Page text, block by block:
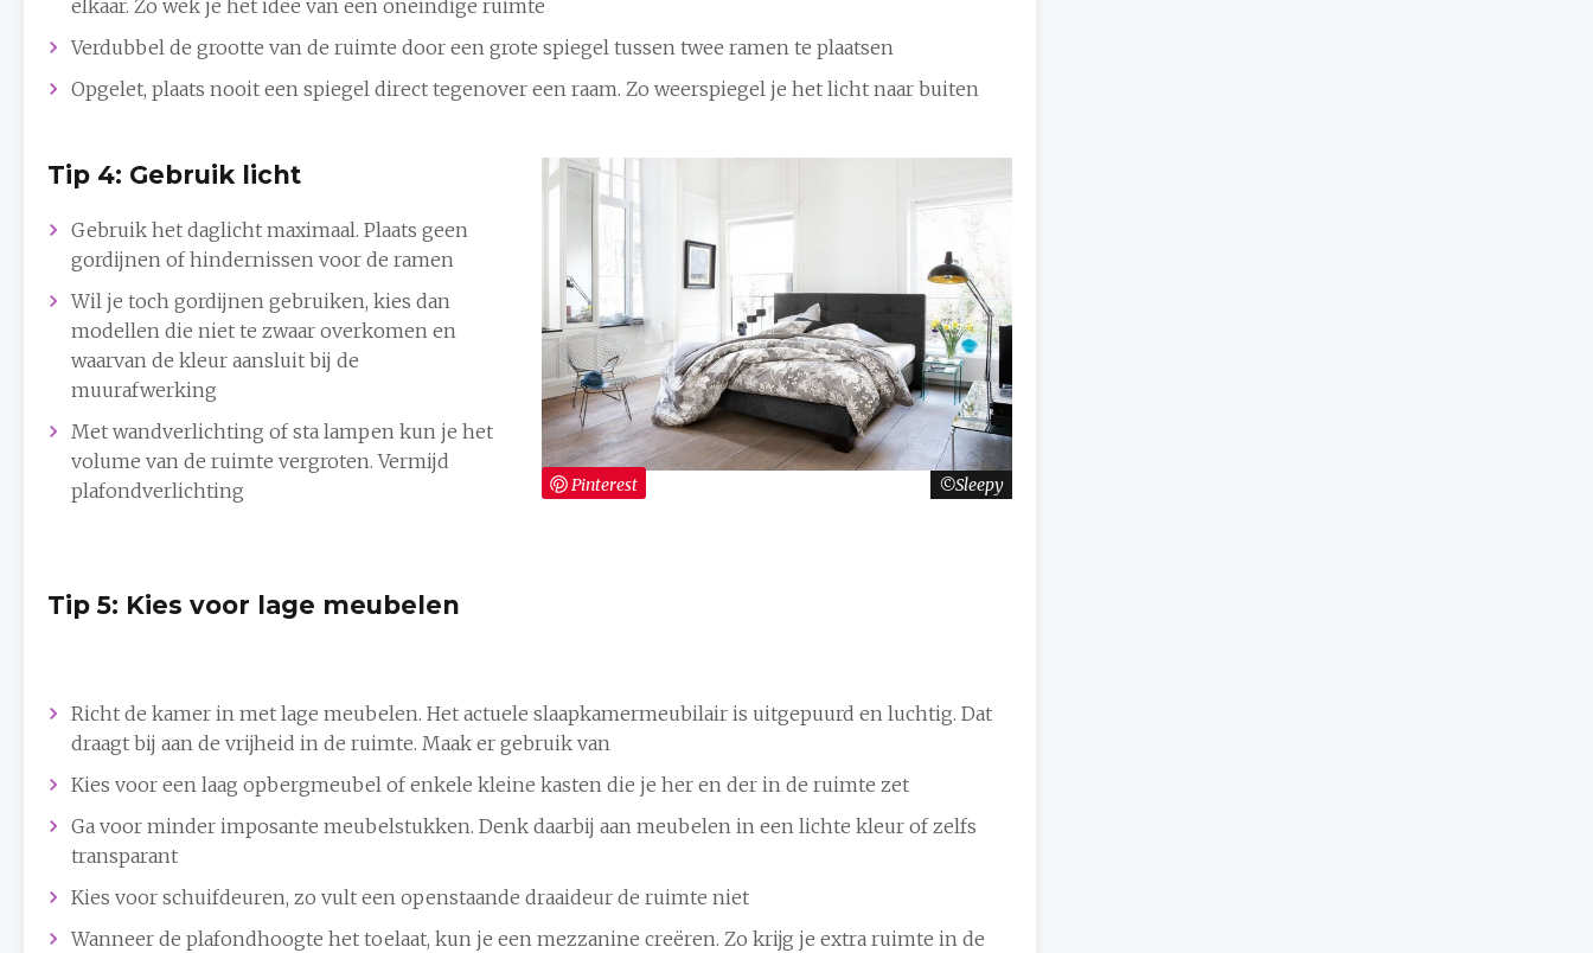
elkaar. Zo wek je het idee van een oneindige ruimte
Verdubbel de grootte van de ruimte door een grote spiegel tussen twee ramen te plaatsen
Opgelet, plaats nooit een spiegel direct tegenover een raam. Zo weerspiegel je het licht naar buiten
Sleepy
Pinterest
Tip 4: Gebruik licht
Gebruik het daglicht maximaal. Plaats geen
gordijnen of hindernissen voor de ramen
Wil je toch gordijnen gebruiken, kies dan
modellen die niet te zwaar overkomen en
waarvan de kleur aansluit bij de
muurafwerking
Met wandverlichting of sta lampen kun je het
volume van de ruimte vergroten. Vermijd
plafondverlichting
Tip 5: Kies voor lage meubelen
Richt de kamer in met lage meubelen. Het actuele slaapkamermeubilair is uitgepuurd en luchtig. Dat
draagt bij aan de vrijheid in de ruimte. Maak er gebruik van
Kies voor een laag opbergmeubel of enkele kleine kasten die je her en der in de ruimte zet
Ga voor minder imposante meubelstukken. Denk daarbij aan meubelen in een lichte kleur of zelfs
transparant
Kies voor schuifdeuren, zo vult een openstaande draaideur de ruimte niet
Wanneer de plafondhoogte het toelaat, kun je een mezzanine creëren. Zo krijg je extra ruimte in de